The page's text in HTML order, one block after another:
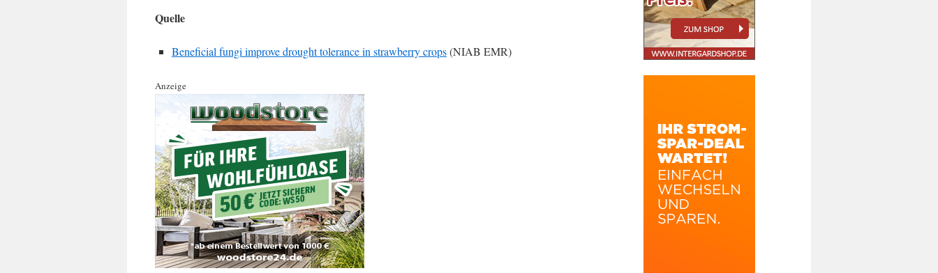
Quelle
Beneficial fungi improve drought tolerance in strawberry crops(NIAB EMR)
Anzeige